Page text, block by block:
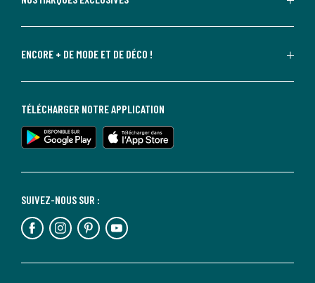
ENCORE + DE MODE ET DE DÉCO !
SUIVEZ-NOUS SUR :
TÉLÉCHARGER NOTRE APPLICATION